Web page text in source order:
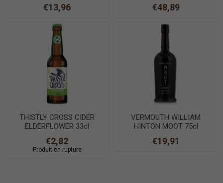
€13,96 €48,89
THISTLY CROSS CIDER
ELDERFLOWER 33cl
€2,82
Produit en rupture
VERMOUTH WILLIAM
HINTON MOOT 75cl
€19,91